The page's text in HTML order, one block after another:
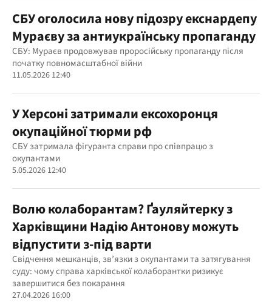
СБУ оголосила нову підозру екснардепу
Мураєву за антиукраїнську пропаганду
СБУ: Мураєв продовжував проросійську пропаганду після
початку повномасштабної війни
11.05.2026 12:40
У Херсоні затримали ексохоронця
окупаційної тюрми рф
СБУ затримала фігуранта справи про співпрацю з
окупантами
5.05.2026 12:40
Волю колаборантам? Ґауляйтерку з
Харківщини Надію Антонову можуть
відпустити з-під варти
Свідчення мешканців, зв’язки з окупантами та затягування
суду: чому справа харківської колаборантки ризикує
завершитися без покарання
27.04.2026 16:00